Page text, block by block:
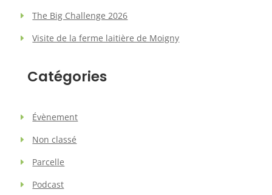
The Big Challenge 2026
Visite de la ferme laitière de Moigny
Catégories
Évènement
Non classé
Parcelle
Podcast